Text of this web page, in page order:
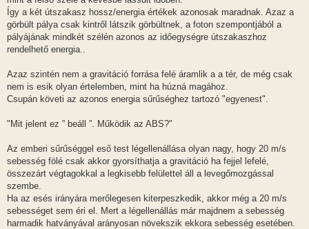
Így a két útszakasz hossz/energia értékek azonosak maradnak. Azaz a
görbült pálya csak kintről látszik görbültnek, a foton szempontjából a
pályájának mindkét szélén azonos az időegységre útszakaszhoz
rendelhető energia..
Azaz szintén nem a gravitáció forrása felé áramlik a a tér, de még csak
nem is esik olyan értelemben, mint ha húzná magához.
Csupán követi az azonos energia sűrűséghez tartozó "egyenest".
"Mit jelent ez ” beáll ”. Működik az ABS?"
Az emberi sűrűséggel eső test légellenállása olyan nagy, hogy 20 m/s
sebesség fölé csak akkor gyorsíthatja a gravitáció ha fejjel lefelé,
összezárt végtagokkal a legkisebb felülettel áll a levegőmozgással
szembe.
Ha az esés irányára merőlegesen kiterpeszkedik, akkor még a 20 m/s
sebességet sem éri el. Mert a légellenállás már majdnem a sebesség
harmadik hatványával arányosan növekszik ekkora sebesség esetében.